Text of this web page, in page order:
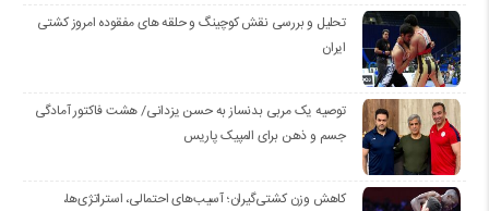
تحلیل و بررسی نقش کوچینگ و حلقه های مفقوده امروز کشتی
ایران
توصیه یک مربی بدنساز به حسن یزدانی/ هشت فاکتور آمادگی
جسم و ذهن برای المپیک پاریس
کاهش وزن کشتی‌گیران؛ آسیب‌های احتمالی، استراتژی‌ها،